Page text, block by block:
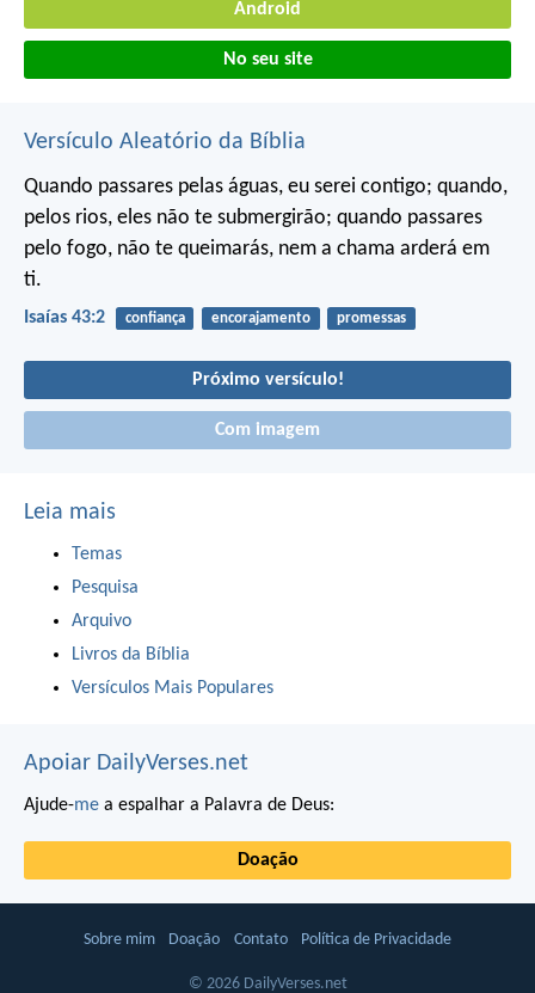
Android
No seu site
Versículo Aleatório da Bíblia
Quando passares pelas águas, eu serei contigo; quando,
pelos rios, eles não te submergirão; quando passares
pelo fogo, não te queimarás, nem a chama arderá em
ti.
Isaías 43:2 confiança encorajamento promessas
Próximo versículo!
Com imagem
Leia mais
Temas
Pesquisa
Arquivo
Livros da Bíblia
Versículos Mais Populares
Apoiar DailyVerses.net
Ajude-me a espalhar a Palavra de Deus:
Doação
Sobre mim Doação Contato Política de Privacidade
© 2026 DailyVerses.net